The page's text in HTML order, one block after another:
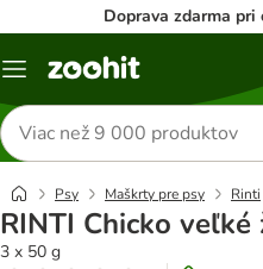
Doprava zdarma
Kategórie
Hľadať
produkty
Psy Maškrty pre psy Rinti
RINTI Chicko veľké
3 x 50 g